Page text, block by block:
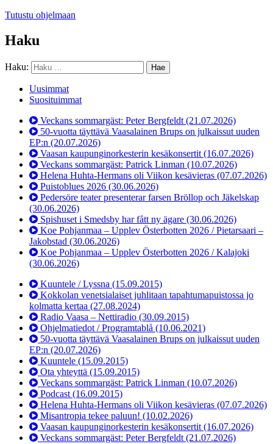
Tutustu ohjelmaan
Haku
Haku:
Uusimmat
Suosituimmat
Veckans sommargäst: Peter Bergfeldt (21.07.2026)
50-vuotta täyttävä Vaasalainen Brups on julkaissut uuden
EP:n (20.07.2026)
Vaasan kaupunginorkesterin kesäkonsertit (16.07.2026)
Veckans sommargäst: Patrick Linman (10.07.2026)
Helena Huhta-Hermans oli Viikon kesävieras (07.07.2026)
Puistoblues 2026 (30.06.2026)
Pedersöre teater presenterar farsen Bröllop och Jäkelskap
(30.06.2026)
Spishuset i Smedsby har fått ny ägare (30.06.2026)
Koe Pohjanmaa – Upplev Österbotten 2026 / Pietarsaari –
Jakobstad (30.06.2026)
Koe Pohjanmaa – Upplev Österbotten 2026 / Kalajoki
(30.06.2026)
Kuuntele / Lyssna (15.09.2015)
Kokkolan venetsialaiset juhlitaan tapahtumapuistossa jo
kolmatta kertaa (27.08.2024)
Radio Vaasa – Nettiradio (30.09.2015)
Ohjelmatiedot / Programtablå (10.06.2021)
50-vuotta täyttävä Vaasalainen Brups on julkaissut uuden
EP:n (20.07.2026)
Kuuntele (15.09.2015)
Ota yhteyttä (15.09.2015)
Veckans sommargäst: Patrick Linman (10.07.2026)
Podcast (16.09.2015)
Helena Huhta-Hermans oli Viikon kesävieras (07.07.2026)
Misantropia tekee paluun! (10.02.2026)
Vaasan kaupunginorkesterin kesäkonsertit (16.07.2026)
Veckans sommargäst: Peter Bergfeldt (21.07.2026)